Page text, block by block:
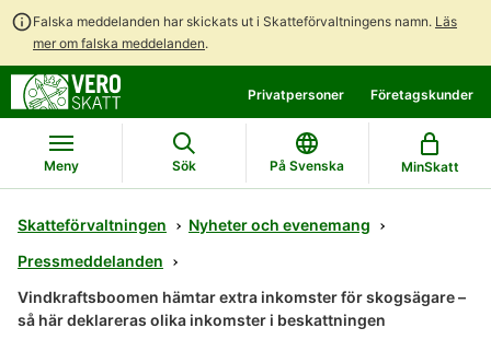
Falska meddelanden har skickats ut i Skatteförvaltningens namn. Läs
mer om falska meddelanden.
direkt
till
innehållet
till
hela
webbplatsens
sökning
Privatpersoner Företagskunder
Meny Sök På Svenska MinSkatt
Skatteförvaltningen
Nyheter och evenemang
Pressmeddelanden
Vindkraftsboomen hämtar extra inkomster för skogsägare –
så här deklareras olika inkomster i beskattningen